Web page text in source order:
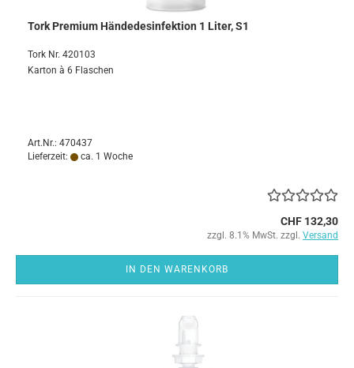
Tork Premium Händedesinfektion 1 Liter, S1
Tork Nr. 420103
Karton à 6 Flaschen
Art.Nr.: 470437
Lieferzeit:
ca. 1 Woche
CHF 132,30
zzgl. 8.1% MwSt. zzgl. Versand
IN DEN WARENKORB